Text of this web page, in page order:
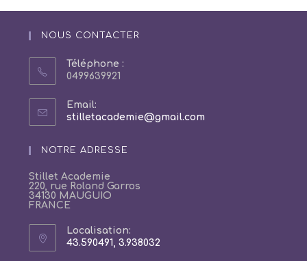
NOUS CONTACTER
Téléphone :
0499639921
Email:
stilletacademie@gmail.comS’ouvre
NOTRE ADRESSE
Stillet Academie
220, rue Roland Garros
34130 MAUGUIO
FRANCE
Localisation:
43.590491, 3.938032